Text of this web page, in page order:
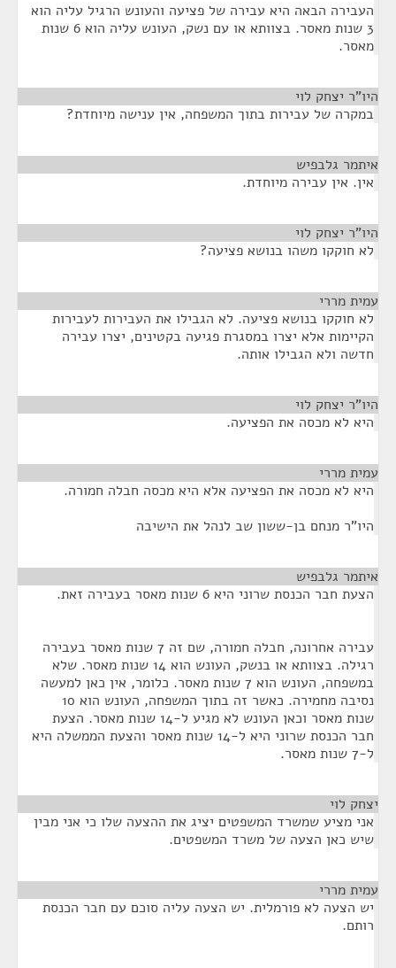
העבירה הבאה היא עבירה של פציעה והעונש הרגיל עליה הוא
3 שנות מאסר. בצוותא או עם נשק, העונש עליה הוא 6 שנות
מאסר.
היו"ר יצחק לוי
במקרה של עבירות בתוך המשפחה, אין ענישה מיוחדת?
איתמר גלבפיש
אין. אין עבירה מיוחדת.
היו"ר יצחק לוי
לא חוקקו משהו בנושא פציעה?
עמית מררי
לא חוקקו בנושא פציעה. לא הגבילו את העבירות לעבירות
הקיימות אלא יצרו במסגרת פגיעה בקטינים, יצרו עבירה
חדשה ולא הגבילו אותה.
היו"ר יצחק לוי
היא לא מכסה את הפציעה.
עמית מררי
היא לא מכסה את הפציעה אלא היא מכסה חבלה חמורה.
היו"ר מנחם בן-ששון שב לנהל את הישיבה
איתמר גלבפיש
הצעת חבר הכנסת שרוני היא 6 שנות מאסר בעבירה זאת.
עבירה אחרונה, חבלה חמורה, שם זה 7 שנות מאסר בעבירה
רגילה. בצוותא או בנשק, העונש הוא 14 שנות מאסר. שלא
במשפחה, העונש הוא 7 שנות מאסר. כלומר, אין כאן למעשה
נסיבה מחמירה. כאשר זה בתוך המשפחה, העונש הוא 10
שנות מאסר וכאן העונש לא מגיע ל-14 שנות מאסר. הצעת
חבר הכנסת שרוני היא ל-14 שנות מאסר והצעת הממשלה היא
ל-7 שנות מאסר.
יצחק לוי
אני מציע שמשרד המשפטים יציג את ההצעה שלו כי אני מבין
שיש כאן הצעה של משרד המשפטים.
עמית מררי
יש הצעה לא פורמלית. יש הצעה עליה סוכם עם חבר הכנסת
רותם.